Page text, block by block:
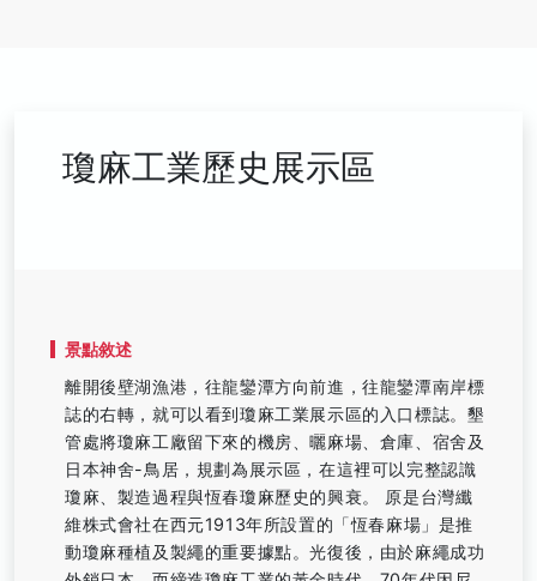
瓊麻工業歷史展示區
景點敘述
離開後壁湖漁港，往龍鑾潭方向前進，往龍鑾潭南岸標
誌的右轉，就可以看到瓊麻工業展示區的入口標誌。墾
管處將瓊麻工廠留下來的機房、曬麻場、倉庫、宿舍及
日本神舍-鳥居，規劃為展示區，在這裡可以完整認識
瓊麻、製造過程與恆春瓊麻歷史的興衰。 原是台灣纖
維株式會社在西元1913年所設置的「恆春麻場」是推
動瓊麻種植及製繩的重要據點。光復後，由於麻繩成功